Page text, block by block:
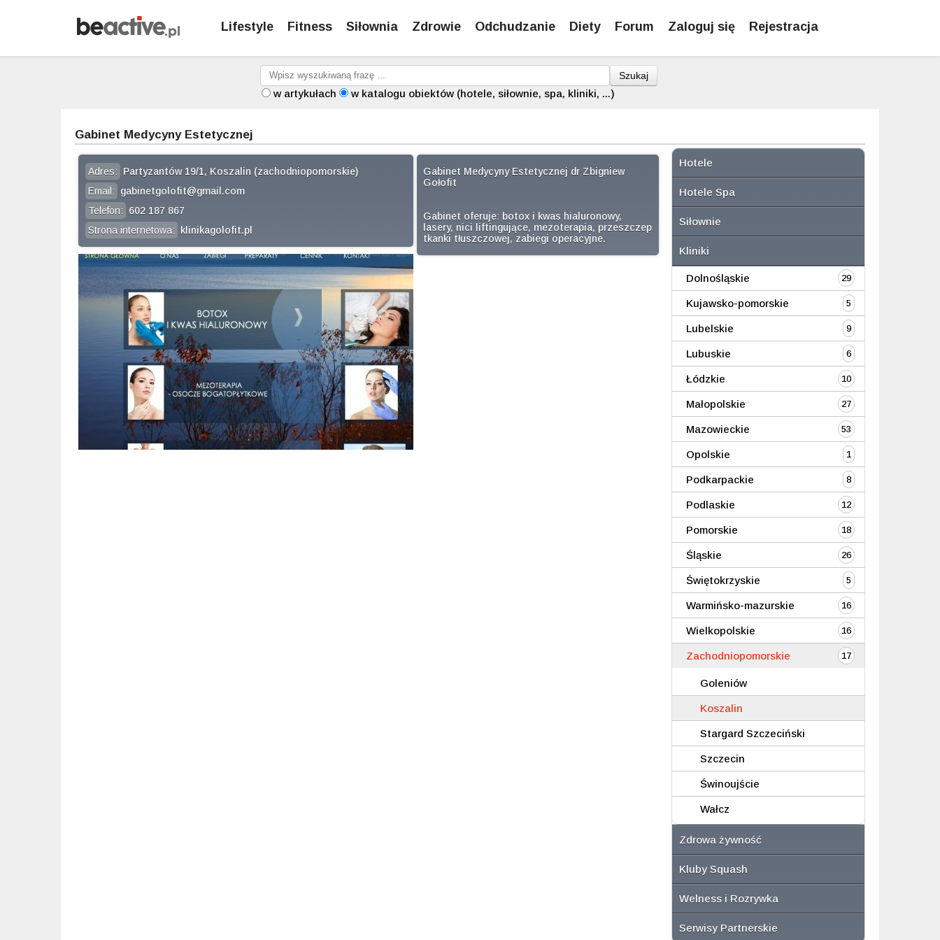
Lifestyle Fitness Siłownia Zdrowie Odchudzanie Diety Forum Zaloguj się Rejestracja
Szukaj
w artykułach w katalogu obiektów (hotele, siłownie, spa, kliniki, ...)
Gabinet Medycyny Estetycznej
Adres:
Partyzantów 19/1, Koszalin (zachodniopomorskie)
Email:
gabinetgolofit@gmail.com
Telefon:
602 187 867
Strona internetowa:
klinikagolofit.pl
Gabinet Medycyny Estetycznej dr Zbigniew
Gołofit
Gabinet oferuje: botox i kwas hialuronowy,
lasery, nici liftingujące, mezoterapia, przeszczep
tkanki tłuszczowej, zabiegi operacyjne.
Hotele
Hotele Spa
Siłownie
Kliniki
Dolnośląskie 29
Kujawsko-pomorskie 5
Lubelskie 9
Lubuskie 6
Łódzkie 10
Małopolskie 27
Mazowieckie 53
Opolskie 1
Podkarpackie 8
Podlaskie 12
Pomorskie 18
Śląskie 26
Świętokrzyskie 5
Warmińsko-mazurskie 16
Wielkopolskie 16
Zachodniopomorskie 17
Goleniów
Koszalin
Stargard Szczeciński
Szczecin
Świnoujście
Wałcz
Zdrowa żywność
Kluby Squash
Welness i Rozrywka
Serwisy Partnerskie